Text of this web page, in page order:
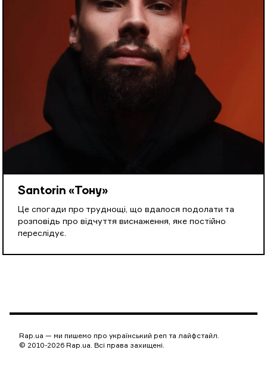
Santorin «Тону»
Це спогади про труднощі, що вдалося подолати та
розповідь про відчуття виснаження, яке постійно
переслідує.
Rap.ua — ми пишемо про український реп та лайфстайл.
© 2010-2026 Rap.ua. Всі права захищені.